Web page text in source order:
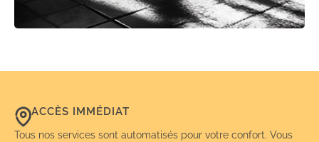
ACCÈS IMMÉDIAT
Tous nos services sont automatisés pour votre confort. Vous